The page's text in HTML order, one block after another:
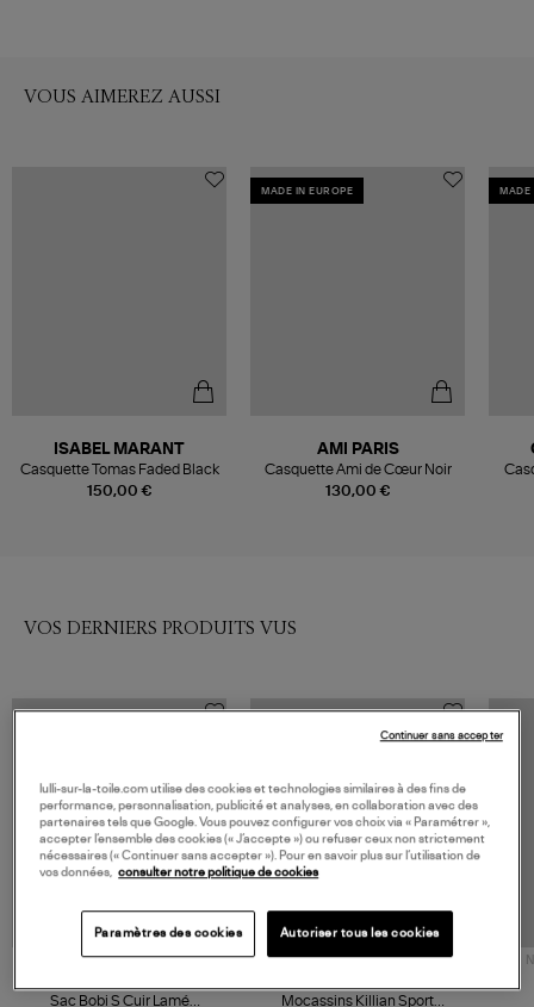
VOUS AIMEREZ AUSSI
150,00 €
ISABEL MARANT
Casquette Tomas Faded Black
MADE IN EUROPE
130,00 €
AMI PARIS
Casquette Ami de Cœur Noir
MADE
VOS DERNIERS PRODUITS VUS
Sac Bobi S Cuir Lamé
NOUVELLE COLLECTION
Mocassins Killian Sport
lulli-sur-la-toile.com utilise des cookies et technologies similaires à des fins de
performance, personnalisation, publicité et analyses, en collaboration avec des
partenaires tels que Google. Vous pouvez configurer vos choix via « Paramétrer »,
accepter l’ensemble des cookies (« J’accepte ») ou refuser ceux non strictement
nécessaires (« Continuer sans accepter »). Pour en savoir plus sur l’utilisation de
vos données, consulter notre politique de cookies
Paramètres des cookies Autoriser tous les cookies
Continuer sans accepter